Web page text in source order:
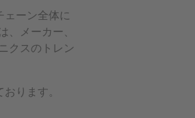
ェーン全体に
、メーカー、
クスのトレン
ります。